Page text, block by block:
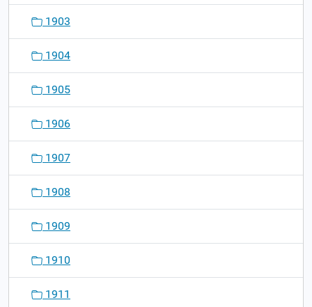
1903
1904
1905
1906
1907
1908
1909
1910
1911